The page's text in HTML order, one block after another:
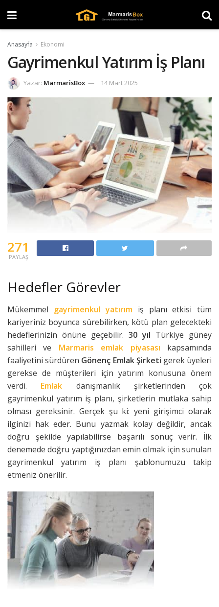
Anasayfa Ekonomi
Gayrimenkul Yatırım İş Planı
Yazar: MarmarisBox 14 Mart 2025
271
PAYLAŞ
Hedefler Görevler
Mükemmel gayrimenkul yatırım iş planı etkisi tüm
kariyeriniz boyunca sürebilirken, kötü plan gelecekteki
hedeflerinizin önüne geçebilir. 30 yıl Türkiye güney
sahilleri ve Marmaris emlak piyasası kapsamında
faaliyetini sürdüren Gönenç Emlak Şirketi gerek üyeleri
gerekse de müşterileri için yatırım konusuna önem
verdi. Emlak danışmanlık şirketlerinden çok
gayrimenkul yatırım iş planı, şirketlerin mutlaka sahip
olması gereksinir. Gerçek şu ki: yeni girişimci olarak
ilginizi hak eder. Bunu yazmak kolay değildir, ancak
doğru şekilde yapılabilirse başarılı sonuç verir. İlk
denemede doğru yaptığınızdan emin olmak için sunulan
gayrimenkul yatırım iş planı şablonumuzu takip
etmeniz önerilir.